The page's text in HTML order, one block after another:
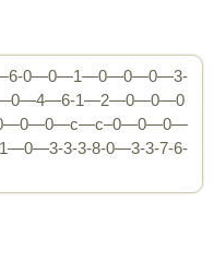
0—0—1—0—0—0—3-
1—2—0—0—0
3-3-8-0—3-3-7-6-